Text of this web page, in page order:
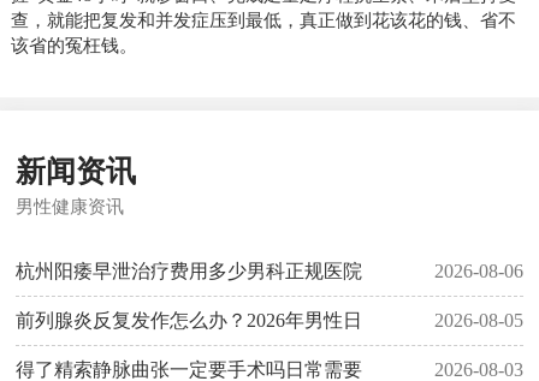
查，就能把复发和并发症压到最低，真正做到花该花的钱、省不
该省的冤枉钱。
新闻资讯
男性健康资讯
杭州阳痿早泄治疗费用多少男科正规医院 2026-08-06
前列腺炎反复发作怎么办？2026年男性日 2026-08-05
得了精索静脉曲张一定要手术吗日常需要 2026-08-03